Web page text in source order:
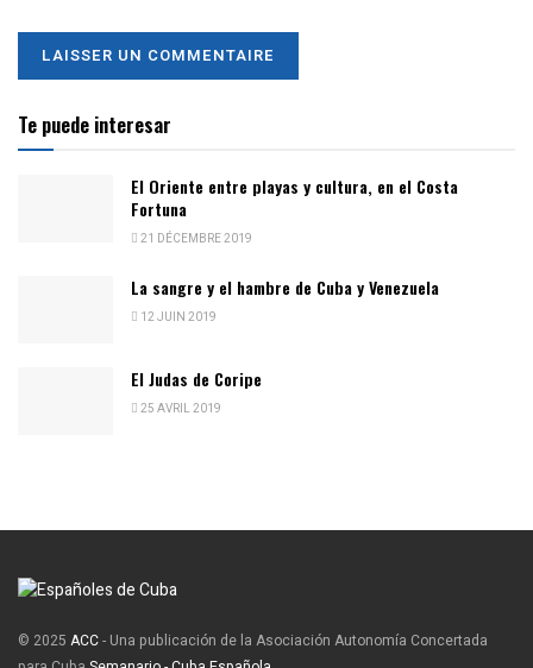
Te puede interesar
El Oriente entre playas y cultura, en el Costa
Fortuna
21 DÉCEMBRE 2019
La sangre y el hambre de Cuba y Venezuela
12 JUIN 2019
El Judas de Coripe
25 AVRIL 2019
© 2025 ACC- Una publicación de la Asociación Autonomía Concertada